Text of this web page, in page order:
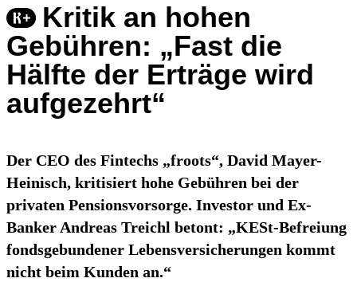
Kritik an hohen
Gebühren: „Fast die
Hälfte der Erträge wird
aufgezehrt“
Der CEO des Fintechs „froots“, David Mayer-
Heinisch, kritisiert hohe Gebühren bei der
privaten Pensionsvorsorge. Investor und Ex-
Banker Andreas Treichl betont: „KESt-Befreiung
fondsgebundener Lebensversicherungen kommt
nicht beim Kunden an.“